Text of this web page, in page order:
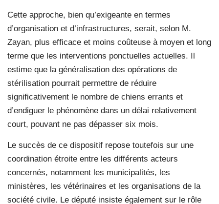
Cette approche, bien qu’exigeante en termes
d’organisation et d’infrastructures, serait, selon M.
Zayan, plus efficace et moins coûteuse à moyen et long
terme que les interventions ponctuelles actuelles. Il
estime que la généralisation des opérations de
stérilisation pourrait permettre de réduire
significativement le nombre de chiens errants et
d’endiguer le phénomène dans un délai relativement
court, pouvant ne pas dépasser six mois.
Le succès de ce dispositif repose toutefois sur une
coordination étroite entre les différents acteurs
concernés, notamment les municipalités, les
ministères, les vétérinaires et les organisations de la
société civile. Le député insiste également sur le rôle